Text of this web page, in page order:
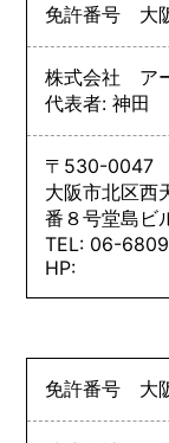
免許番号 大
株式会社 ア
代表者: 神田
〒530-0047
大阪市北区西
番８号堂島ビ
TEL: 06-
HP:
免許番号 大